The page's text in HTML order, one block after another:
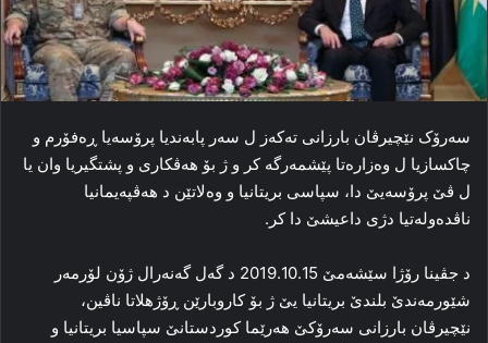
سه‌رۆک نێچیرڤان بارزانی ته‌که‌ز ل سه‌ر پابه‌ندیا پرۆسه‌یا ڕه‌فۆرم و
چاکسازیا ل وه‌زاره‌تا پێشمه‌رگه‌ کر و ژ بۆ هه‌ڤکاری و پشتگیریا وان یا
ل ڤێ پرۆسه‌یێ دا، سپاسی بریتانیا و وه‌لاتێن د هه‌ڤپه‌یمانیا
ناڤده‌وله‌تیا دژی داعیشێ دا کر.
د جڤینا رۆژا سێشه‌مێ 2019.10.15 د گه‌ل گه‌نه‌رال ژۆن لۆرمه‌ر
شێورمه‌ندێ بلندێ بریتانیا یێ ژ بۆ کاروبارێن ڕۆژهلاتا ناڤین،
نێچیرڤان بارزانی سه‌رۆکێ هه‌رێما کوردستانێ سپاسیا بریتانیا و